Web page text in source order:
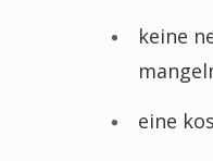
keine
eine